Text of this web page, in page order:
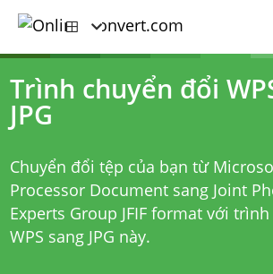
Trình chuyển đổi
JPG
Chuyển đổi tệp của bạn từ
Processor Document sang Joint
Experts Group JFIF format với trình
WPS sang JPG này.